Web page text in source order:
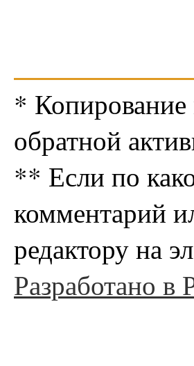
* Копирование
обратной
** Если по
комментарий
редактору на
Разработано